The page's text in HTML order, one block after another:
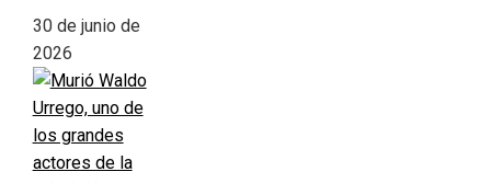
30 de junio de
2026